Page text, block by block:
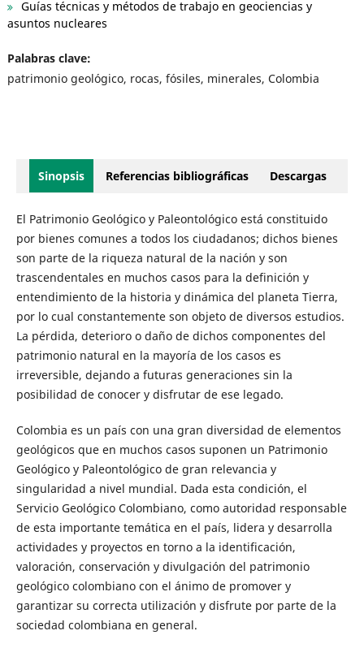
Guías técnicas y métodos de trabajo en geociencias y
asuntos nucleares
Palabras clave:
patrimonio geológico, rocas, fósiles, minerales, Colombia
Sinopsis Referencias bibliográficas Descargas
El Patrimonio Geológico y Paleontológico está constituido
por bienes comunes a todos los ciudadanos; dichos bienes
son parte de la riqueza natural de la nación y son
trascendentales en muchos casos para la definición y
entendimiento de la historia y dinámica del planeta Tierra,
por lo cual constantemente son objeto de diversos estudios.
La pérdida, deterioro o daño de dichos componentes del
patrimonio natural en la mayoría de los casos es
irreversible, dejando a futuras generaciones sin la
posibilidad de conocer y disfrutar de ese legado.
Colombia es un país con una gran diversidad de elementos
geológicos que en muchos casos suponen un Patrimonio
Geológico y Paleontológico de gran relevancia y
singularidad a nivel mundial. Dada esta condición, el
Servicio Geológico Colombiano, como autoridad responsable
de esta importante temática en el país, lidera y desarrolla
actividades y proyectos en torno a la identificación,
valoración, conservación y divulgación del patrimonio
geológico colombiano con el ánimo de promover y
garantizar su correcta utilización y disfrute por parte de la
sociedad colombiana en general.